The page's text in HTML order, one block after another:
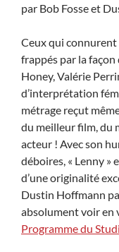
par Bob Fosse et
Ceux qui connurent
frappés par la
Honey, Valérie
d’interprétation
métrage reçut
du meilleur film, du
acteur ! Avec son
déboires, « Lenny »
d’une originalité
Dustin Hoffmann
absolument voir en
Programme du